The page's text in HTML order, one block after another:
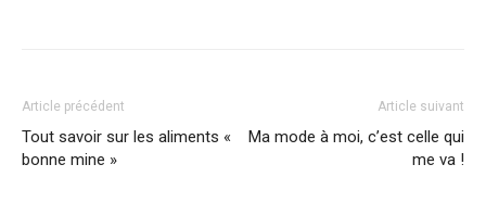
Article précédent
Tout savoir sur les aliments «
bonne mine »
Article suivant
Ma mode à moi, c’est celle qui
me va !